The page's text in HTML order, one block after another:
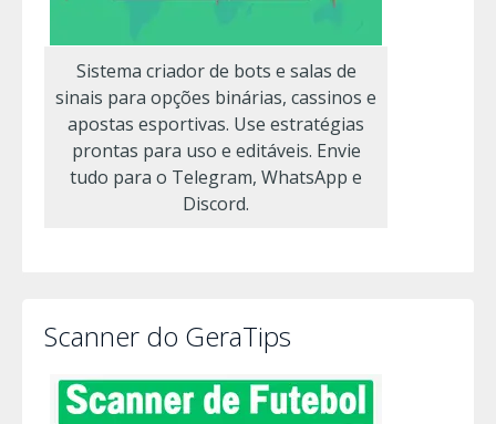
Sistema criador de bots e salas de
sinais para opções binárias, cassinos e
apostas esportivas. Use estratégias
prontas para uso e editáveis. Envie
tudo para o Telegram, WhatsApp e
Discord.
Scanner do GeraTips